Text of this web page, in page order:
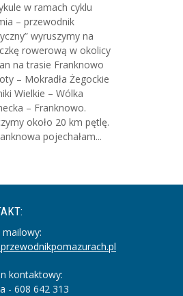
w ramach cyklu
– przewodnik
wyruszymy na
rowerową w okolicy
na trasie Franknowo
– Mokradła Żegockie
Wielkie – Wólka
– Franknowo.
około 20 km pętlę.
pojechałam...
mailowy:
kontaktowy:
- 608 642 313